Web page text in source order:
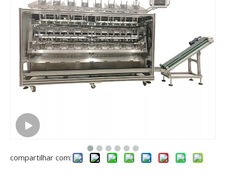
compartilhar com: